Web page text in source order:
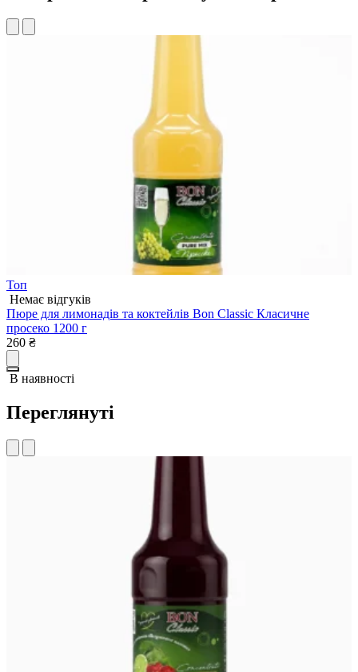
Топ
Немає відгуків
Пюре для лимонадів та коктейлів Bon Classic Класичне
просеко 1200 г
260 ₴
В наявності
Переглянуті